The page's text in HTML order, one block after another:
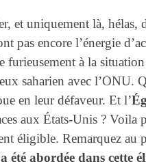
et uniquement là, hélas,
pas encore l’énergie
furieusement à la
saharien avec l’ONU.
en leur défaveur. Et l’
aux États-Unis ? Voila
éligible. Remarquez au
été abordée dans cette